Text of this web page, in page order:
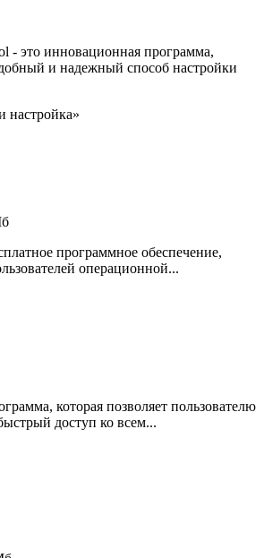
- это инновационная программа,
и надежный способ настройки
настройка»
программное обеспечение,
операционной...
которая позволяет пользователю
доступ ко всем...